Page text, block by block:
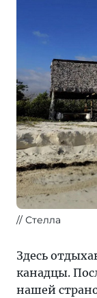
// Стелла
Здесь
канадцы.
нашей